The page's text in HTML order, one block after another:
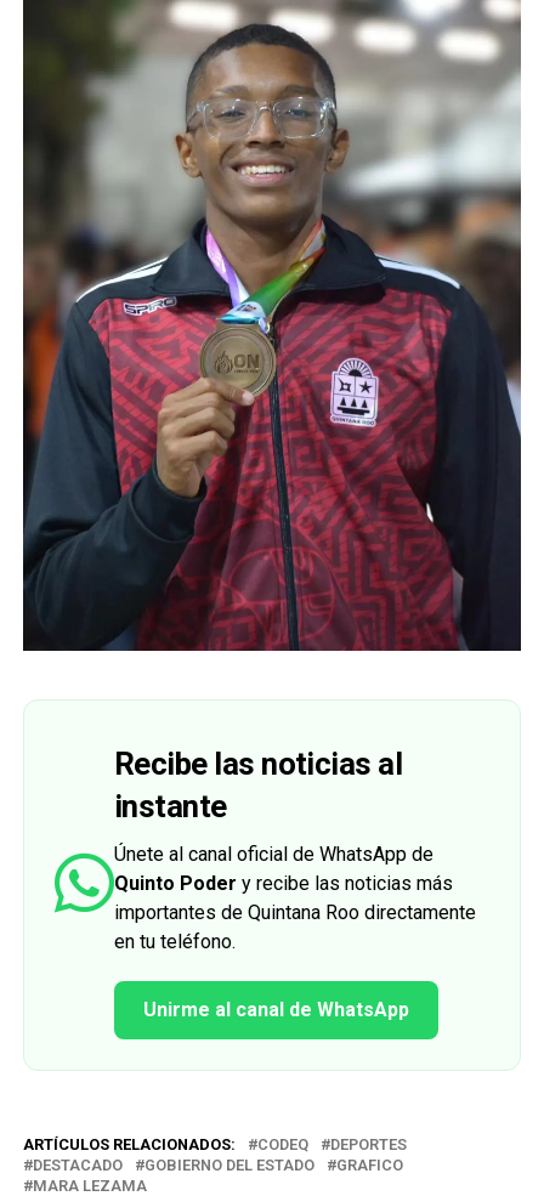
Recibe las noticias al
instante
Únete al canal oficial de WhatsApp de
Quinto Poder y recibe las noticias más
importantes de Quintana Roo directamente
en tu teléfono.
Unirme al canal de WhatsApp
ARTÍCULOS RELACIONADOS: CODEQ
DEPORTES
DESTACADO
GOBIERNO DEL ESTADO
GRAFICO
MARA LEZAMA